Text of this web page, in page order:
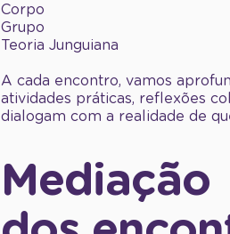
Corpo
Grupo
Teoria Junguiana
A cada encontro, vamos
atividades práticas, reflexões
dialogam com a realidade de
Mediação